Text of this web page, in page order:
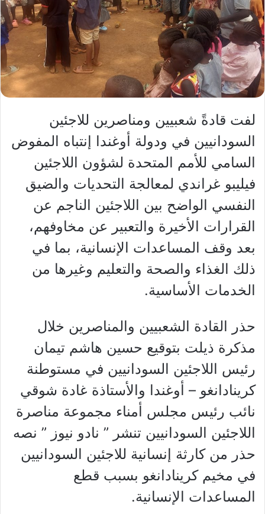
لفت قادةً شعبيين ومناصرين للاجئين
السودانيين في ودولة أوغندا إنتباه المفوض
السامي للأمم المتحدة لشؤون اللاجئين
فيليبو غراندي لمعالجة التحديات والضيق
النفسي الواضح بين اللاجئين الناجم عن
القرارات الأخيرة والتعبير عن مخاوفهم،
بعد وقف المساعدات الإنسانية، بما في
ذلك الغذاء والصحة والتعليم وغيرها من
الخدمات الأساسية.
حذر القادة الشعبيين والمناصرين خلال
مذكرة ذيلت بتوقيع حسين هاشم تيمان
رئيس اللاجئين السودانيين في مستوطنة
كرينادانغو – أوغندا والأستاذة غادة شوقي
نائب رئيس مجلس أمناء مجموعة مناصرة
اللاجئين السودانيين تنشر ” نادو نيوز ” نصه
حذر من كارثة إنسانية للاجئين السودانيين
في مخيم كرينادانغو بسبب قطع
المساعدات الإنسانية.